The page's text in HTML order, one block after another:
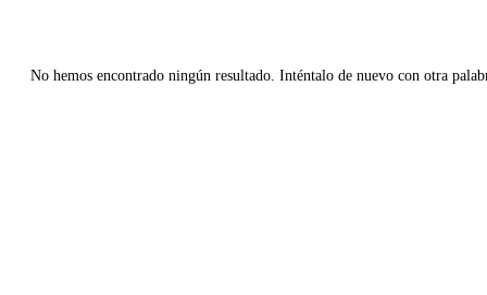
No hemos encontrado ningún resultado. Inténtalo de nuevo con otra